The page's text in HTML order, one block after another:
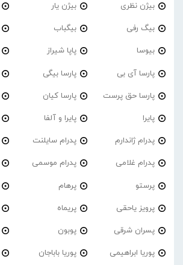
بیژن نظری بیژن یار
بیگ رفی بیگباب
بیوسا پاپا شیراز
پارسا آی بی پارسا بیگی
پارسا حق پرست پارسا کیان
پایرا پایرا و آلفا
پدرام ژاندارم پدرام‌ سایلنت
پدرام غلامی پدرام موسمی
پرستو پرهام
پرویز یاحقی پریماه
پسران شرقی پوبون
پوریا ابراهیمی پوریا باباجان